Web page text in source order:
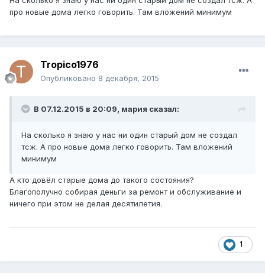
про новые дома легко говорить. Там вложений минимум
Tropico1976
Опубликовано 8 декабря, 2015
В 07.12.2015 в 20:09, мария сказал:
На сколько я знаю у нас ни один старый дом не создал
тсж. А про новые дома легко говорить. Там вложений
минимум
А кто довёл старые дома до такого состояния?
Благополучно собирая деньги за ремонт и обслуживание и
ничего при этом не делая десятилетия.
1